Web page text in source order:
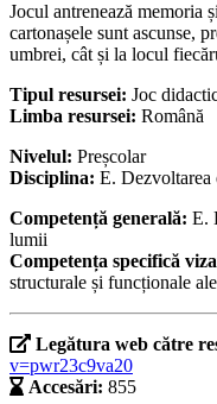
Jocul antrenează memoria
cartonașele sunt ascunse,
umbrei, cât și la locul
Tipul resursei: Joc
Limba resursei: Română
Nivelul: Preșcolar
Disciplina: E. Dezvoltarea
Competență generală: E.
lumii
Competența specifică
structurale și funcționale
Legătura web către
v=pwr23c9va20
Accesări: 855